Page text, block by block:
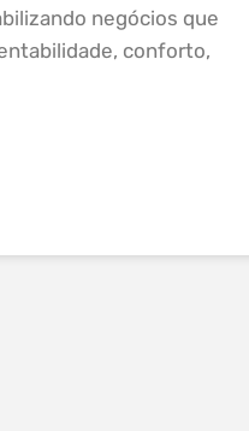
negócios que
conforto,